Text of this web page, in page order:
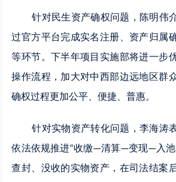
针对民生资产确权问题，陈明伟
过官方平台完成实名注册、资产归属
等环节。下半年项目实施部将进一步
操作流程，加大对中西部边远地区群
确权过程更加公平、便捷、普惠。
针对实物资产转化问题，李海涛
依法依规推进“收缴—清算—变现—入池
查封、没收的实物资产，在司法结案